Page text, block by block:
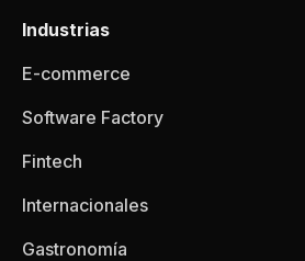
Industrias
E-commerce
Software Factory
Fintech
Internacionales
Gastronomía